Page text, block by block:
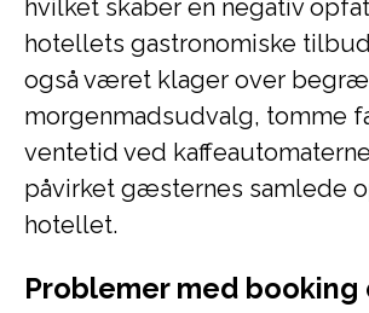
hvilket skaber en negativ
hotellets gastronomiske
også været klager over
morgenmadsudvalg, tomme
ventetid ved
påvirket gæsternes samlede
hotellet.
Problemer med booking